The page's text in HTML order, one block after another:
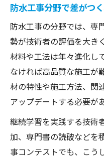
防水工事で選ば
防水工事技術
防水工事現場
防水工事技術
防水工事分野で差がつ
防水工事の分野では、専
勢が技術者の評価を大き
材料や工法は年々進化し
なければ高品質な施工が
材の特性や施工方法、関
アップデートする必要が
継続学習を実践する技術
加、専門書の読破などを
事コンテストでも、こう